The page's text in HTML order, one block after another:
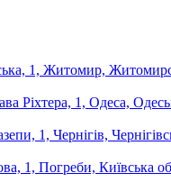
1, Житомир,
Ріхтера, 1, Одеса,
1, Чернігів,
1, Погреби, Київська